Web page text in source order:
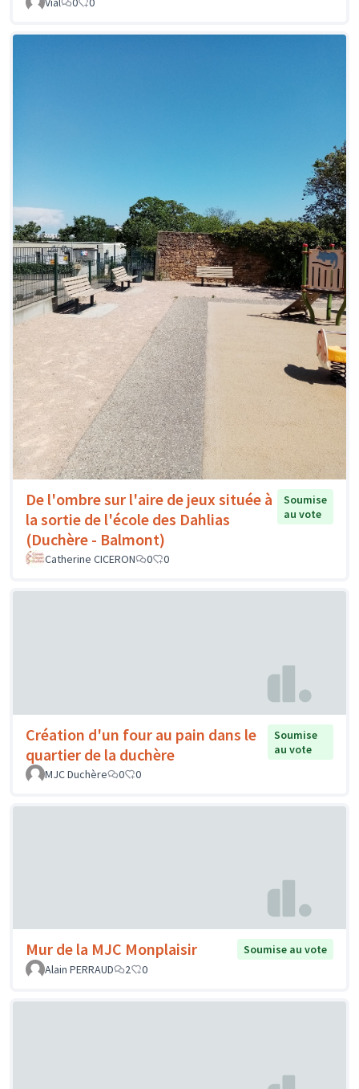
De l'ombre sur l'aire de jeux située à
la sortie de l'école des Dahlias
(Duchère - Balmont)
Soumise
au vote
Catherine CICERON 0 0
Création d'un four au pain dans le
quartier de la duchère
Soumise
au vote
MJC Duchère
0 0
Mur de la MJC Monplaisir
Soumise au vote
Alain PERRAUD
2 0